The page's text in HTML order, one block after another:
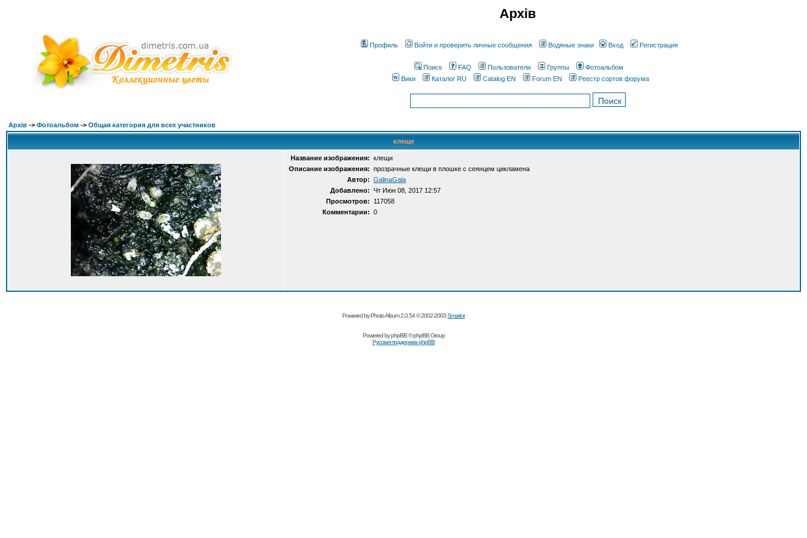
Архів
Профиль Войти и проверить личные сообщения Водяные знаки Вход Регистрация
Поиск FAQ Пользователи Группы
Фотоальбом
Вики
Каталог RU Catalog EN Forum EN Реестр сортов форума
Архів -> Фотоальбом -> Общая категория для всех участников
клещи
Название изображения: клещи
Описание изображения: прозрачные клещи в плошке с сеянцем цикламена
Автор: GalinaGala
Добавлено: Чт Июн 08, 2017 12:57
Просмотров:
117058
Комментарии: 0
Powered by Photo Album 2.0.54 © 2002-2003Smartor
Powered byphpBB© phpBB Group
Русская поддержка phpBB